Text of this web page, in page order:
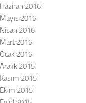
Haziran 2016
Mayıs 2016
Nisan 2016
Mart 2016
Ocak 2016
Aralık 2015
Kasım 2015
Ekim 2015